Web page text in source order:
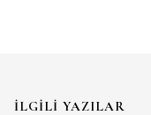
İLGILI YAZILAR